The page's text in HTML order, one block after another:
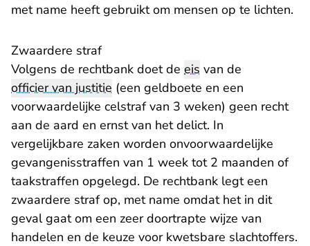
met name heeft gebruikt om mensen op te lichten.
Zwaardere straf
Volgens de rechtbank doet de eis van de
officier van justitie (een geldboete en een
voorwaardelijke celstraf van 3 weken) geen recht
aan de aard en ernst van het delict. In
vergelijkbare zaken worden onvoorwaardelijke
gevangenisstraffen van 1 week tot 2 maanden of
taakstraffen opgelegd. De rechtbank legt een
zwaardere straf op, met name omdat het in dit
geval gaat om een zeer doortrapte wijze van
handelen en de keuze voor kwetsbare slachtoffers.